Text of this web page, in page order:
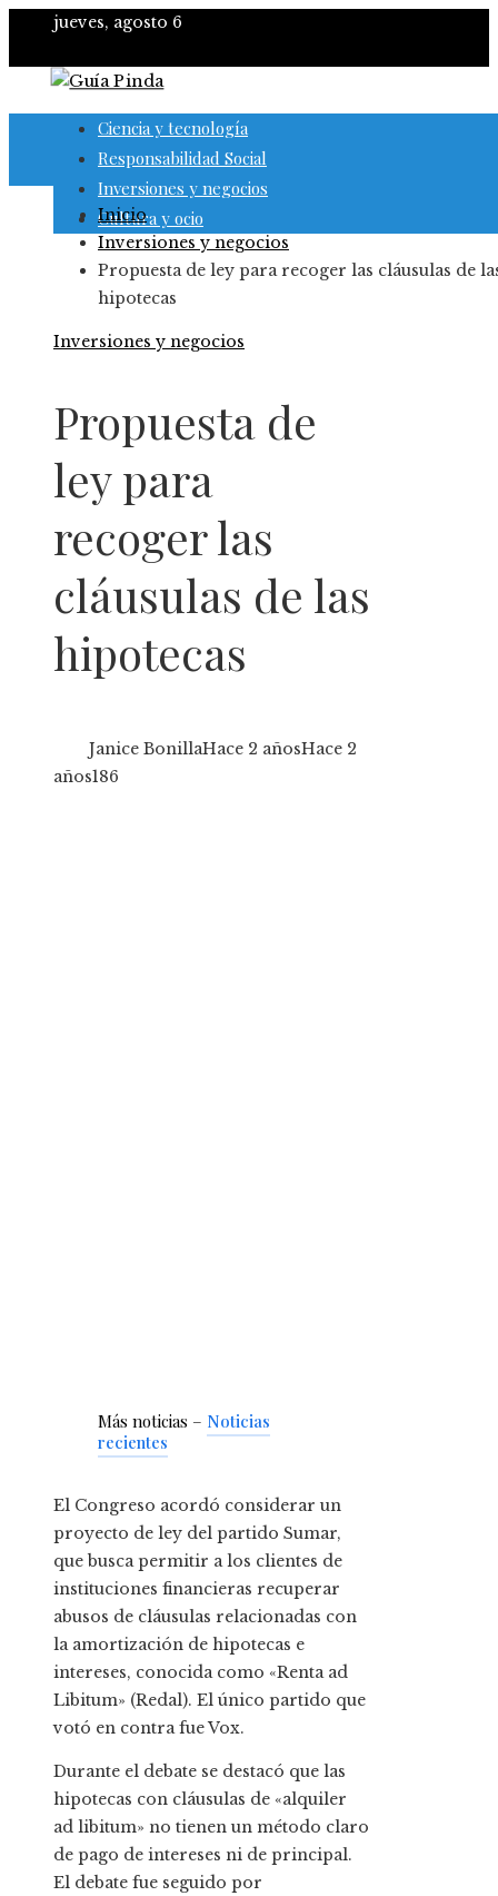
jueves, agosto 6
Ciencia y tecnología
Responsabilidad Social
Inversiones y negocios
Cultura y ocio
Inicio
Inversiones y negocios
Propuesta de ley para recoger las cláusulas de
hipotecas
Inversiones y negocios
Propuesta de
ley para
recoger las
cláusulas de las
hipotecas
Janice BonillaHace 2 añosHace 2
años186
Más noticias – Noticias
recientes
El Congreso acordó considerar un
proyecto de ley del partido Sumar,
que busca permitir a los clientes de
instituciones financieras recuperar
abusos de cláusulas relacionadas con
la amortización de hipotecas e
intereses, conocida como «Renta ad
Libitum» (Redal). El único partido que
votó en contra fue Vox.
Durante el debate se destacó que las
hipotecas con cláusulas de «alquiler
ad libitum» no tienen un método claro
de pago de intereses ni de principal.
El debate fue seguido por